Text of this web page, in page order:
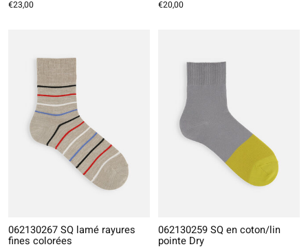
€23,00 €20,00
062130267 SQ lamé rayures
fines colorées
062130259 SQ en coton/lin
pointe Dry